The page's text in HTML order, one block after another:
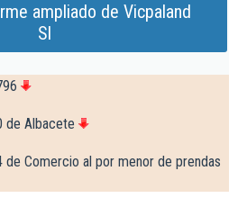
ampliado de Vicpaland
Sl
de Albacete
de Comercio al por menor de prendas